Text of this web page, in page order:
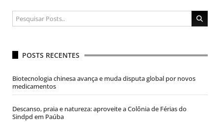
POSTS RECENTES
Biotecnologia chinesa avança e muda disputa global por novos
medicamentos
Descanso, praia e natureza: aproveite a Colônia de Férias do
Sindpd em Paúba